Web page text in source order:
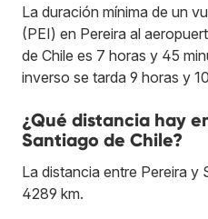
La duración mínima de un
(PEI) en Pereira al
de Chile es 7 horas y 45
inverso se tarda 9 horas y
¿Qué distancia hay
Santiago de Chile?
La distancia entre Pereira y
4289 km.